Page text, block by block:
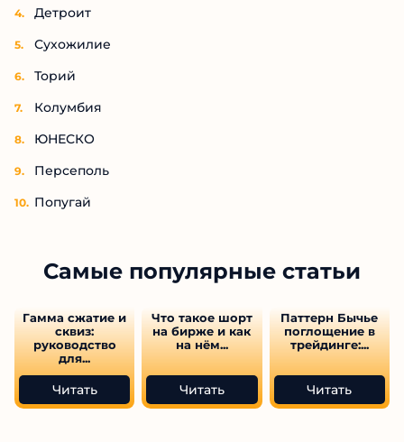
Детроит
Сухожилие
Торий
Колумбия
ЮНЕСКО
Персеполь
Попугай
Самые популярные статьи
Гамма сжатие и
сквиз:
руководство
для...
Читать
Что такое шорт
на бирже и как
на нём...
Читать
Паттерн Бычье
поглощение в
трейдинге:...
Читать